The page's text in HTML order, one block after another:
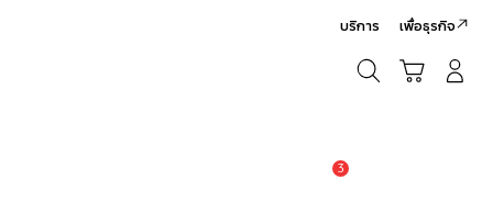
บริการ เพื่อธุรกิจ
3